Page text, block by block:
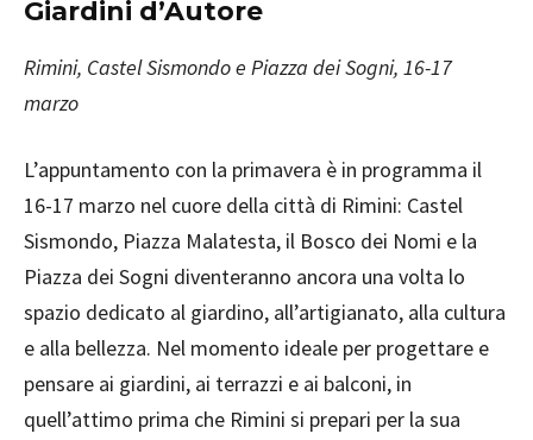
Giardini d’Autore
Rimini, Castel Sismondo e Piazza dei Sogni, 16-17
marzo
L’appuntamento con la primavera è in programma il
16-17 marzo nel cuore della città di Rimini: Castel
Sismondo, Piazza Malatesta, il Bosco dei Nomi e la
Piazza dei Sogni diventeranno ancora una volta lo
spazio dedicato al giardino, all’artigianato, alla cultura
e alla bellezza. Nel momento ideale per progettare e
pensare ai giardini, ai terrazzi e ai balconi, in
quell’attimo prima che Rimini si prepari per la sua